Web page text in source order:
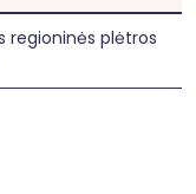
regioninės plėtros